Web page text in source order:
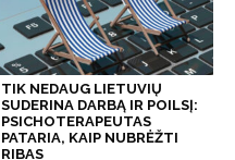
TIK NEDAUG LIETUVIŲ
SUDERINA DARBĄ IR POILSĮ:
PSICHOTERAPEUTAS
PATARIA, KAIP NUBRĖŽTI
RIBAS